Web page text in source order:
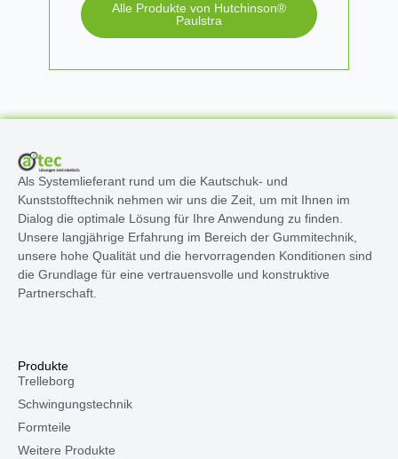
Alle Produkte von Hutchinson®
Paulstra
Als Systemlieferant rund um die Kautschuk- und
Kunststofftechnik nehmen wir uns die Zeit, um mit Ihnen im
Dialog die optimale Lösung für Ihre Anwendung zu finden.
Unsere langjährige Erfahrung im Bereich der Gummitechnik,
unsere hohe Qualität und die hervorragenden Konditionen sind
die Grundlage für eine vertrauensvolle und konstruktive
Partnerschaft.
Produkte
Trelleborg
Schwingungstechnik
Formteile
Weitere Produkte